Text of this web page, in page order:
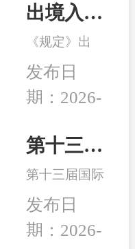
出境入境管理新规发布！移民服务监管升级，哪些机构更值得选择？
《规定》出
台，是我国完
善出入境管理
制度的重要举
交流持续深
家庭萌生海外
身份规划、子
女教育、全球
生活布局等需
发布日
期：2026-
第十三届移民行业高峰论坛在南京举行 和中入选诚信专业示范机构
第十三届国际
移民及出入境
服务行业高峰
论坛在中国南
发布日
期：2026-